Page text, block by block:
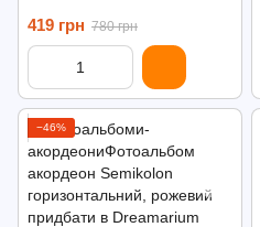
419 грн 780 грн
−46%